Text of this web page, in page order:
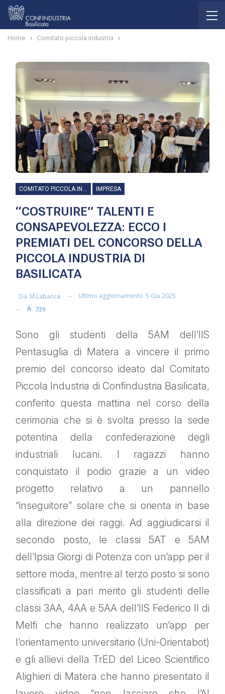
Home Comitato piccola industria
COMITATO PICCOLA INDUSTRIA IMPRESA
“COSTRUIRE” TALENTI E
CONSAPEVOLEZZA: ECCO I
PREMIATI DEL CONCORSO DELLA
PICCOLA INDUSTRIA DI
BASILICATA
Da M.labanca Ultimo aggiornamento 5 Giu 2025
739
Sono gli studenti della 5AM dell’IIS
Pentasuglia di Matera a vincere il primo
premio del concorso ideato dal Comitato
Piccola Industria di Confindustria Basilicata,
conferito questa mattina nel corso della
cerimonia che si è svolta presso la sede
potentina della confederazione degli
industriali lucani. I ragazzi hanno
conquistato il podio grazie a un video
progetto relativo a un pannello
“inseguitore” solare che si orienta in base
alla direzione dei raggi. Ad aggiudicarsi il
secondo posto, le classi 5AT e 5AM
dell’Ipsia Giorgi di Potenza con un’app per il
settore moda, mentre al terzo posto si sono
classificati a pari merito gli studenti delle
classi 3AA, 4AA e 5AA dell’IIS Federico II di
Melfi che hanno realizzato un’app per
l’orientamento universitario (Uni-Orientabot)
e gli allievi della TrED del Liceo Scientifico
Alighieri di Matera che hanno presentato il